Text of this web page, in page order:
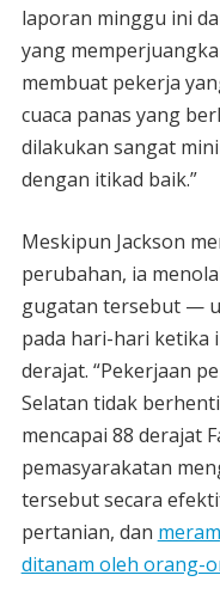
laporan minggu ini
yang
membuat pekerja
cuaca panas yang
dilakukan sangat
dengan itikad baik.”
Meskipun Jackson
perubahan, ia
gugatan tersebut —
pada hari-hari ketika
derajat. “Pekerjaan
Selatan tidak
mencapai 88 derajat
pemasyarakatan
tersebut secara
pertanian, dan
ditanam oleh orang-